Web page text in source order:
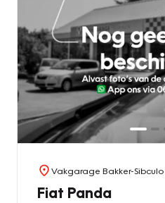
Vakgarage Bakker-Sibculo
Fiat Panda